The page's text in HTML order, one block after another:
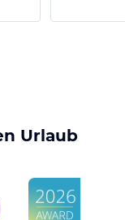
Urlaub